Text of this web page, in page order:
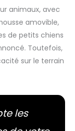
animaux, avec
amovible,
de petits chiens
Toutefois,
sur le terrain
les